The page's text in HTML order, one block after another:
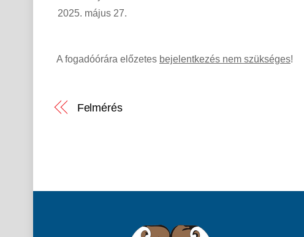
2025. május 27.
A fogadóórára előzetes bejelentkezés nem szükséges!
Felmérés